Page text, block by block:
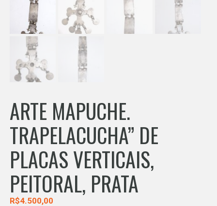
ARTE MAPUCHE.
TRAPELACUCHA” DE
PLACAS VERTICAIS,
PEITORAL, PRATA
R$4.500,00